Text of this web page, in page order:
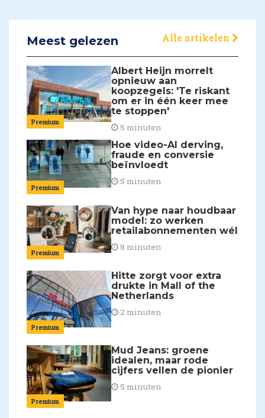
Meest gelezen Alle artikelen
Premium
Albert Heijn morrelt
opnieuw aan
koopzegels: 'Te riskant
om er in één keer mee
te stoppen'
5 minuten
Premium
Hoe video-AI derving,
fraude en conversie
beïnvloedt
5 minuten
Premium
Van hype naar houdbaar
model: zo werken
retailabonnementen wél
8 minuten
Premium
Hitte zorgt voor extra
drukte in Mall of the
Netherlands
2 minuten
Premium
Mud Jeans: groene
idealen, maar rode
cijfers vellen de pionier
5 minuten